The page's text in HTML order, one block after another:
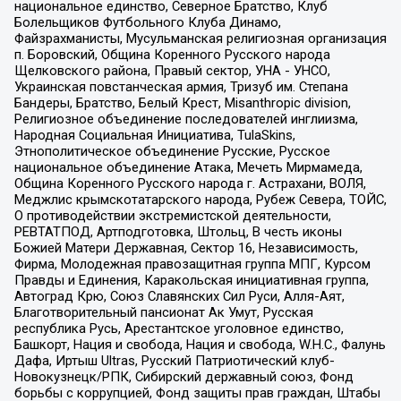
национальное единство, Северное Братство, Клуб
Болельщиков Футбольного Клуба Динамо,
Файзрахманисты, Мусульманская религиозная организация
п. Боровский, Община Коренного Русского народа
Щелковского района, Правый сектор, УНА - УНСО,
Украинская повстанческая армия, Тризуб им. Степана
Бандеры, Братство, Белый Крест, Misanthropic division,
Религиозное объединение последователей инглиизма,
Народная Социальная Инициатива, TulaSkins,
Этнополитическое объединение Русские, Русское
национальное объединение Атака, Мечеть Мирмамеда,
Община Коренного Русского народа г. Астрахани, ВОЛЯ,
Меджлис крымскотатарского народа, Рубеж Севера, ТОЙС,
О противодействии экстремистской деятельности,
РЕВТАТПОД, Артподготовка, Штольц, В честь иконы
Божией Матери Державная, Сектор 16, Независимость,
Фирма, Молодежная правозащитная группа МПГ, Курсом
Правды и Единения, Каракольская инициативная группа,
Автоград Крю, Союз Славянских Сил Руси, Алля-Аят,
Благотворительный пансионат Ак Умут, Русская
республика Русь, Арестантское уголовное единство,
Башкорт, Нация и свобода, Нация и свобода, W.H.С., Фалунь
Дафа, Иртыш Ultras, Русский Патриотический клуб-
Новокузнецк/РПК, Сибирский державный союз, Фонд
борьбы с коррупцией, Фонд защиты прав граждан, Штабы